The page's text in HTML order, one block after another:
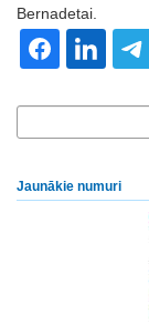
Bernadetai.
Jaunākie numuri